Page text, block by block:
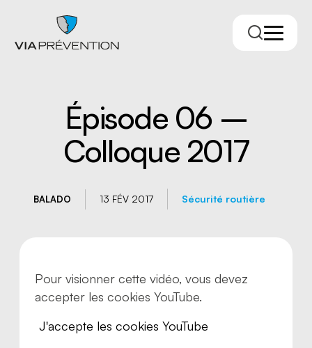
RMPPÉ
Épisode 06 –
Colloque 2017
BALADO 13 FÉV 2017 Sécurité routière
Pour visionner cette vidéo, vous devez
accepter les cookies YouTube.
J'accepte les cookies YouTube